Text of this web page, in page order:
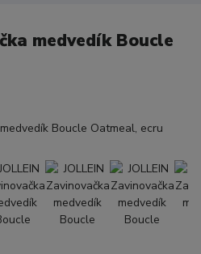
medvedík Boucle